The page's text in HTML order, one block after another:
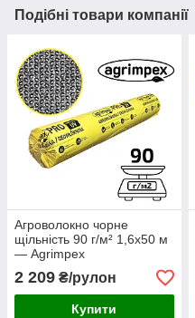
Подібні товари компанії
Агроволокно чорне
щільність 90 г/м² 1,6x50 м
— Agrimpex
2 209 ₴/рулон
Купити